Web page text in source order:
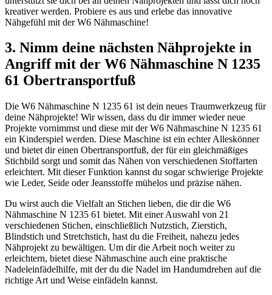
kreativer werden. Probiere es aus und erlebe das innovative
Nähgefühl mit der W6 Nähmaschine!
3. Nimm deine nächsten Nähprojekte in
Angriff mit der W6 Nähmaschine N 1235
61 Obertransportfuß
Die W6 Nähmaschine N 1235 61 ist dein neues Traumwerkzeug für
deine Nähprojekte! Wir wissen, dass du dir immer wieder neue
Projekte vornimmst und diese mit der W6 Nähmaschine N 1235 61
ein Kinderspiel werden. Diese Maschine ist ein echter Alleskönner
und bietet dir einen Obertransportfuß, der für ein gleichmäßiges
Stichbild sorgt und somit das Nähen von verschiedenen Stoffarten
erleichtert. Mit dieser Funktion kannst du sogar schwierige Projekte
wie Leder, Seide oder Jeansstoffe mühelos und präzise nähen.
Du wirst auch die Vielfalt an Stichen lieben, die dir die W6
Nähmaschine N 1235 61 bietet. Mit einer Auswahl von 21
verschiedenen Stichen, einschließlich Nutzstich, Zierstich,
Blindstich und Stretchstich, hast du die Freiheit, nahezu jedes
Nähprojekt zu bewältigen. Um dir die Arbeit noch weiter zu
erleichtern, bietet diese Nähmaschine auch eine praktische
Nadeleinfädelhilfe, mit der du die Nadel im Handumdrehen auf die
richtige Art und Weise einfädeln kannst.